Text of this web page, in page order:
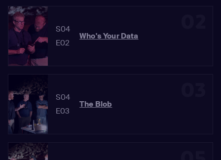
S04
E02
Who's Your Data
S04
E03
The Blob